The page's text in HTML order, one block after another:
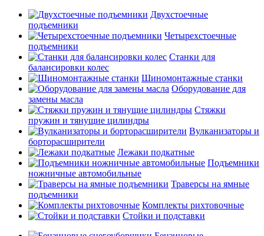
Двухстоечные
подъемники
Четырехстоечные
подъемники
Станки для
балансировки колес
Шиномонтажные станки
Оборудование для
замены масла
Стяжки
пружин и тянущие цилиндры
Вулканизаторы и
борторасширители
Лежаки подкатные
Подъемники
ножничные автомобильные
Траверсы на ямные
подъемники
Комплекты рихтовочные
Стойки и подставки